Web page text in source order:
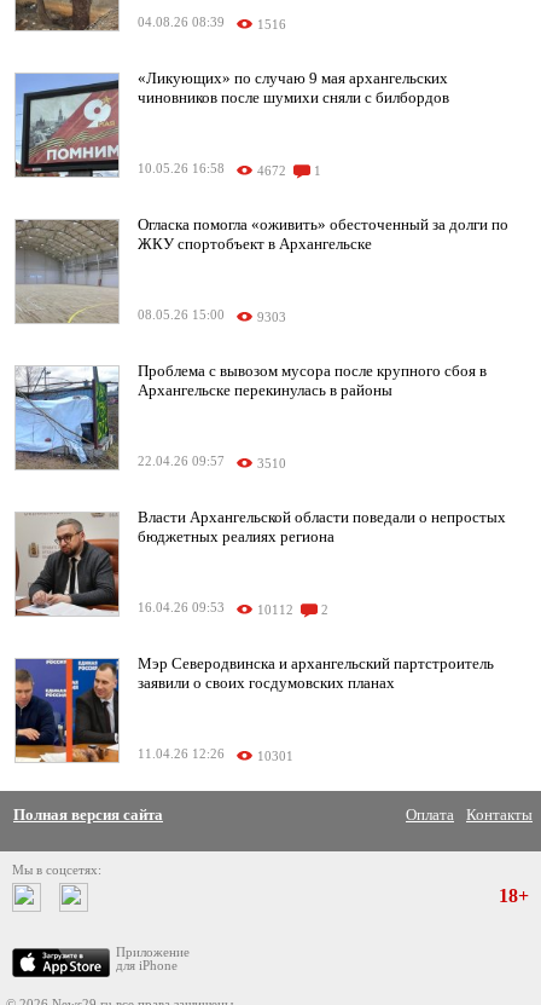
04.08.26 08:39 1516
«Ликующих» по случаю 9 мая архангельских
чиновников после шумихи сняли с билбордов
10.05.26 16:58 4672 1
Огласка помогла «оживить» обесточенный за долги по
ЖКУ спортобъект в Архангельске
08.05.26 15:00 9303
Проблема с вывозом мусора после крупного сбоя в
Архангельске перекинулась в районы
22.04.26 09:57 3510
Власти Архангельской области поведали о непростых
бюджетных реалиях региона
16.04.26 09:53 10112 2
Мэр Северодвинска и архангельский партстроитель
заявили о своих госдумовских планах
11.04.26 12:26 10301
Полная версия сайта Оплата Контакты
Мы в соцсетях:
Приложение
для iPhone
18+